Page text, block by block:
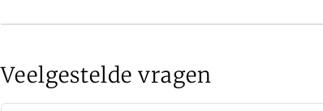
Veelgestelde vragen